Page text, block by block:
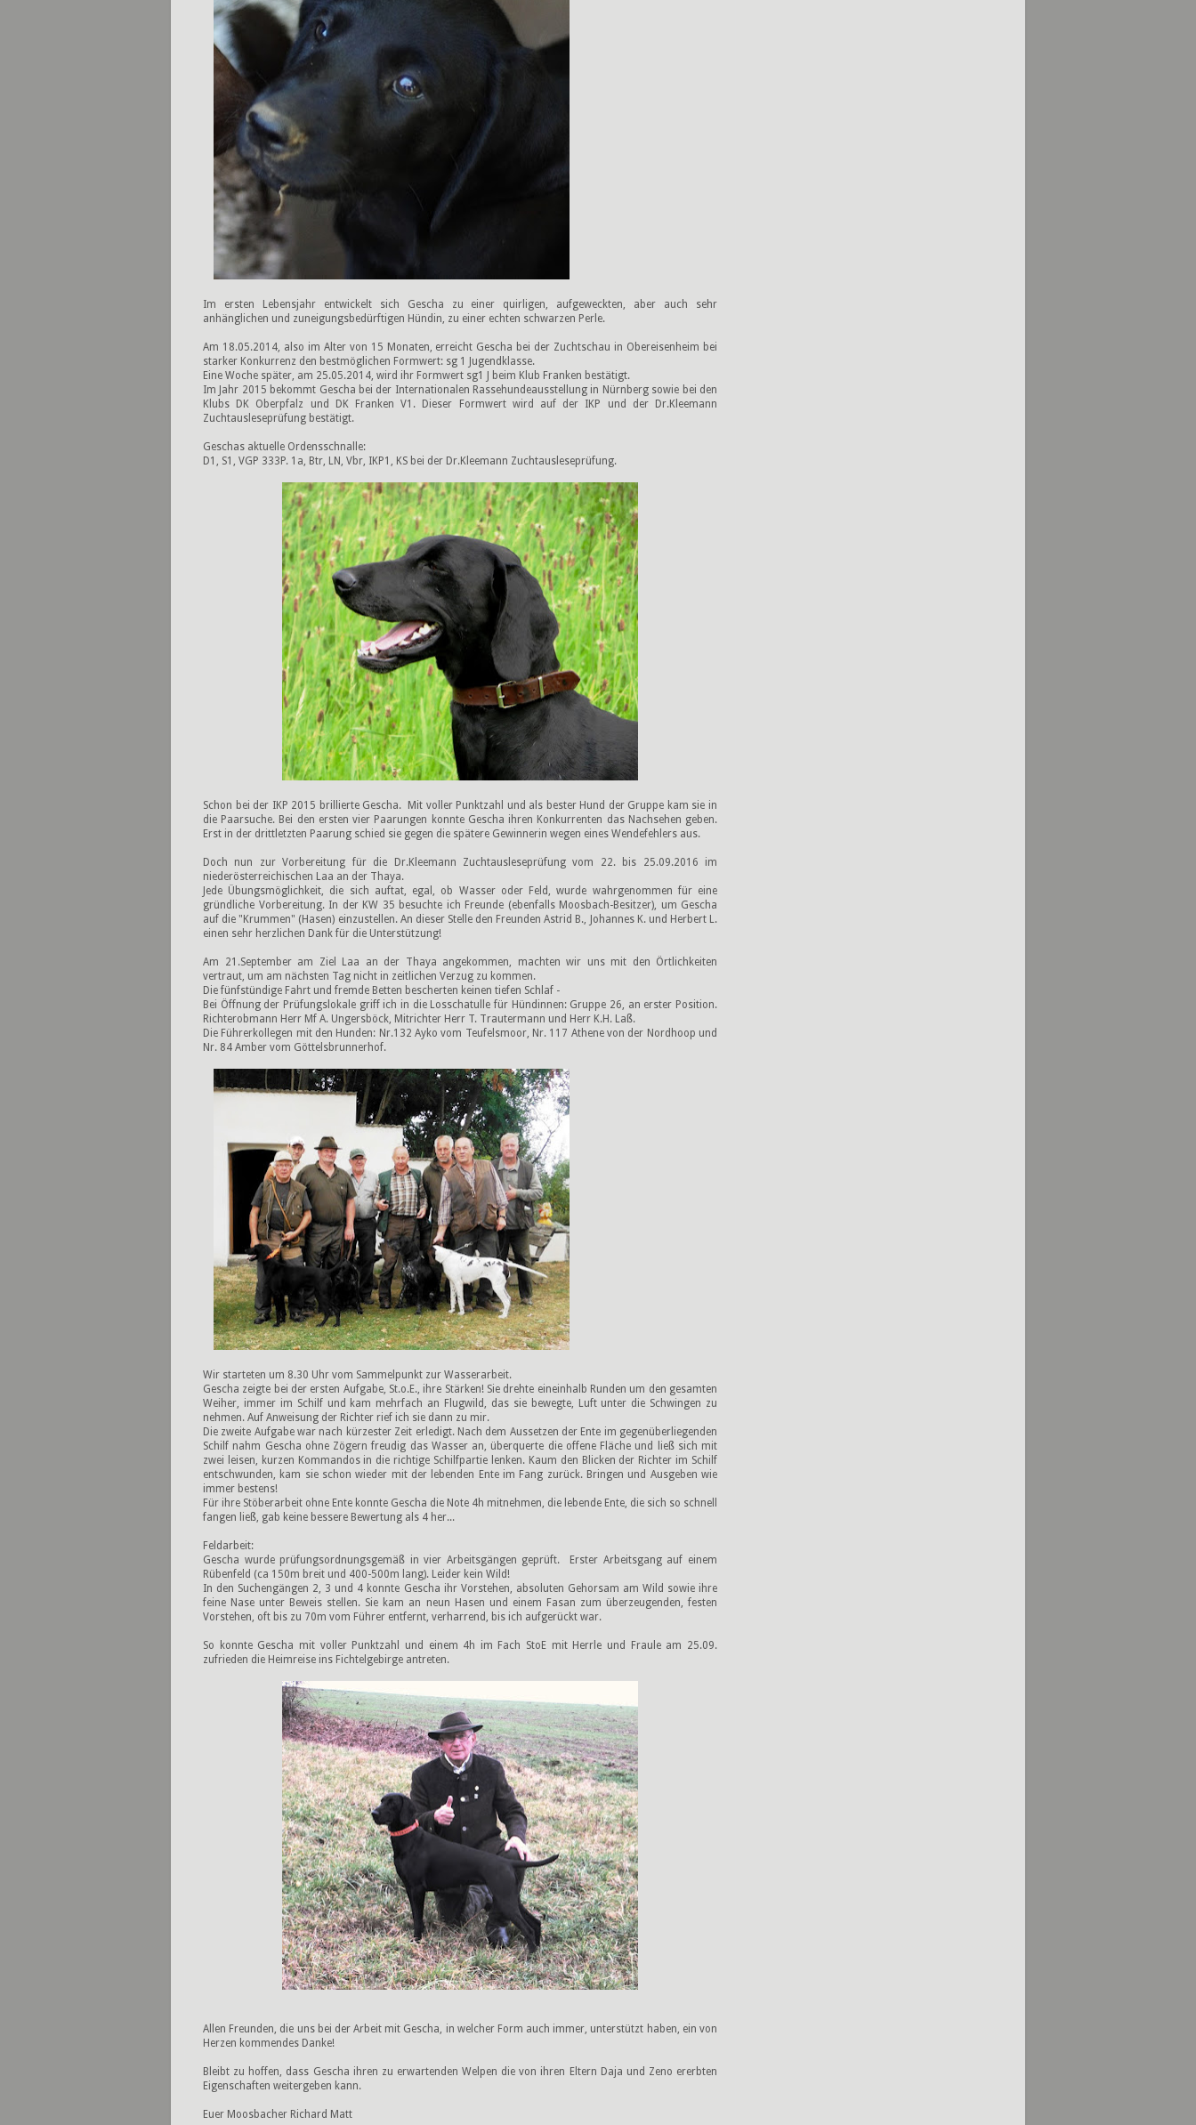
Im ersten Lebensjahr entwickelt sich Gescha zu einer quirligen, aufgeweckten, aber auch sehr
anhänglichen und zuneigungsbedürftigen Hündin, zu einer echten schwarzen Perle.
Am 18.05.2014, also im Alter von 15 Monaten, erreicht Gescha bei der Zuchtschau in Obereisenheim bei
starker Konkurrenz den bestmöglichen Formwert: sg 1 Jugendklasse.
Eine Woche später, am 25.05.2014, wird ihr Formwert sg1 J beim Klub Franken bestätigt.
Im Jahr 2015 bekommt Gescha bei der Internationalen Rassehundeausstellung in Nürnberg sowie bei den
Klubs DK Oberpfalz und DK Franken V1. Dieser Formwert wird auf der IKP und der Dr.Kleemann
Zuchtausleseprüfung bestätigt.
Geschas aktuelle Ordensschnalle:
D1, S1, VGP 333P. 1a, Btr, LN, Vbr, IKP1, KS bei der Dr.Kleemann Zuchtausleseprüfung.
Schon bei der IKP 2015 brillierte Gescha. Mit voller Punktzahl und als bester Hund der Gruppe kam sie in
die Paarsuche. Bei den ersten vier Paarungen konnte Gescha ihren Konkurrenten das Nachsehen geben.
Erst in der drittletzten Paarung schied sie gegen die spätere Gewinnerin wegen eines Wendefehlers aus.
Doch nun zur Vorbereitung für die Dr.Kleemann Zuchtausleseprüfung vom 22. bis 25.09.2016 im
niederösterreichischen Laa an der Thaya.
Jede Übungsmöglichkeit, die sich auftat, egal, ob Wasser oder Feld, wurde wahrgenommen für eine
gründliche Vorbereitung. In der KW 35 besuchte ich Freunde (ebenfalls Moosbach-Besitzer), um Gescha
auf die "Krummen" (Hasen) einzustellen. An dieser Stelle den Freunden Astrid B., Johannes K. und Herbert L.
einen sehr herzlichen Dank für die Unterstützung!
Am 21.September am Ziel Laa an der Thaya angekommen, machten wir uns mit den Örtlichkeiten
vertraut, um am nächsten Tag nicht in zeitlichen Verzug zu kommen.
Die fünfstündige Fahrt und fremde Betten bescherten keinen tiefen Schlaf -
Bei Öffnung der Prüfungslokale griff ich in die Losschatulle für Hündinnen: Gruppe 26, an erster Position.
Richterobmann Herr Mf A. Ungersböck, Mitrichter Herr T. Trautermann und Herr K.H. Laß.
Die Führerkollegen mit den Hunden: Nr.132 Ayko vom Teufelsmoor, Nr. 117 Athene von der Nordhoop und
Nr. 84 Amber vom Göttelsbrunnerhof.
Wir starteten um 8.30 Uhr vom Sammelpunkt zur Wasserarbeit.
Gescha zeigte bei der ersten Aufgabe, St.o.E., ihre Stärken! Sie drehte eineinhalb Runden um den gesamten
Weiher, immer im Schilf und kam mehrfach an Flugwild, das sie bewegte, Luft unter die Schwingen zu
nehmen. Auf Anweisung der Richter rief ich sie dann zu mir.
Die zweite Aufgabe war nach kürzester Zeit erledigt. Nach dem Aussetzen der Ente im gegenüberliegenden
Schilf nahm Gescha ohne Zögern freudig das Wasser an, überquerte die offene Fläche und ließ sich mit
zwei leisen, kurzen Kommandos in die richtige Schilfpartie lenken. Kaum den Blicken der Richter im Schilf
entschwunden, kam sie schon wieder mit der lebenden Ente im Fang zurück. Bringen und Ausgeben wie
immer bestens!
Für ihre Stöberarbeit ohne Ente konnte Gescha die Note 4h mitnehmen, die lebende Ente, die sich so schnell
fangen ließ, gab keine bessere Bewertung als 4 her...
Feldarbeit:
Gescha wurde prüfungsordnungsgemäß in vier Arbeitsgängen geprüft. Erster Arbeitsgang auf einem
Rübenfeld (ca 150m breit und 400-500m lang). Leider kein Wild!
In den Suchengängen 2, 3 und 4 konnte Gescha ihr Vorstehen, absoluten Gehorsam am Wild sowie ihre
feine Nase unter Beweis stellen. Sie kam an neun Hasen und einem Fasan zum überzeugenden, festen
Vorstehen, oft bis zu 70m vom Führer entfernt, verharrend, bis ich aufgerückt war.
So konnte Gescha mit voller Punktzahl und einem 4h im Fach StoE mit Herrle und Fraule am 25.09.
zufrieden die Heimreise ins Fichtelgebirge antreten.
Allen Freunden, die uns bei der Arbeit mit Gescha, in welcher Form auch immer, unterstützt haben, ein von
Herzen kommendes Danke!
Bleibt zu hoffen, dass Gescha ihren zu erwartenden Welpen die von ihren Eltern Daja und Zeno ererbten
Eigenschaften weitergeben kann.
Euer Moosbacher Richard Matt